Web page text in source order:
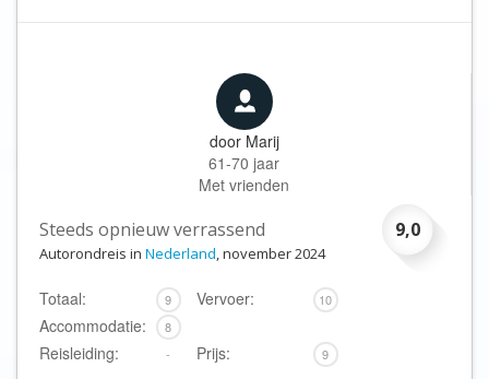
door Marij
61-70 jaar
Met vrienden
9,0
Steeds opnieuw verrassend
Autorondreis in Nederland, november 2024
Totaal: 9 Vervoer: 10
Accommodatie: 8
Reisleiding: - Prijs: 9